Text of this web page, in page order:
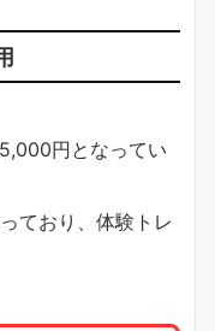
円となってい
ており、体験トレ